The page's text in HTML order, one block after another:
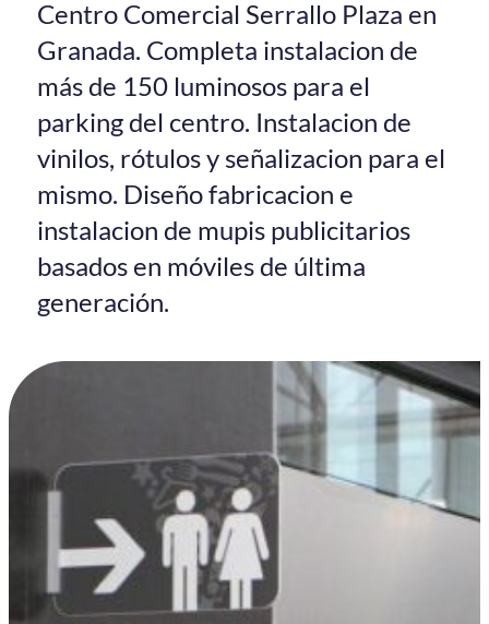
Centro Comercial Serrallo Plaza en
Granada. Completa instalacion de
más de 150 luminosos para el
parking del centro. Instalacion de
vinilos, rótulos y señalizacion para el
mismo. Diseño fabricacion e
instalacion de mupis publicitarios
basados en móviles de última
generación.